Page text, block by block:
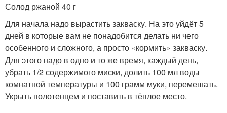
Солод ржаной 40 г
Для начала надо вырастить закваску. На это уйдёт 5
дней в которые вам не понадобится делать ни чего
особенного и сложного, а просто «кормить» закваску.
Для этого надо в одно и то же время, каждый день,
убрать 1/2 содержимого миски, долить 100 мл воды
комнатной температуры и 100 грамм муки, перемешать.
Укрыть полотенцем и поставить в тёплое место.